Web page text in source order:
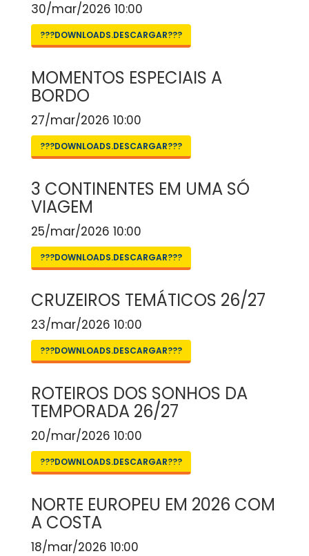
30/mar/2026 10:00
???DOWNLOADS.DESCARGAR???
MOMENTOS ESPECIAIS A
BORDO
27/mar/2026 10:00
???DOWNLOADS.DESCARGAR???
3 CONTINENTES EM UMA SÓ
VIAGEM
25/mar/2026 10:00
???DOWNLOADS.DESCARGAR???
CRUZEIROS TEMÁTICOS 26/27
23/mar/2026 10:00
???DOWNLOADS.DESCARGAR???
ROTEIROS DOS SONHOS DA
TEMPORADA 26/27
20/mar/2026 10:00
???DOWNLOADS.DESCARGAR???
NORTE EUROPEU EM 2026 COM
A COSTA
18/mar/2026 10:00